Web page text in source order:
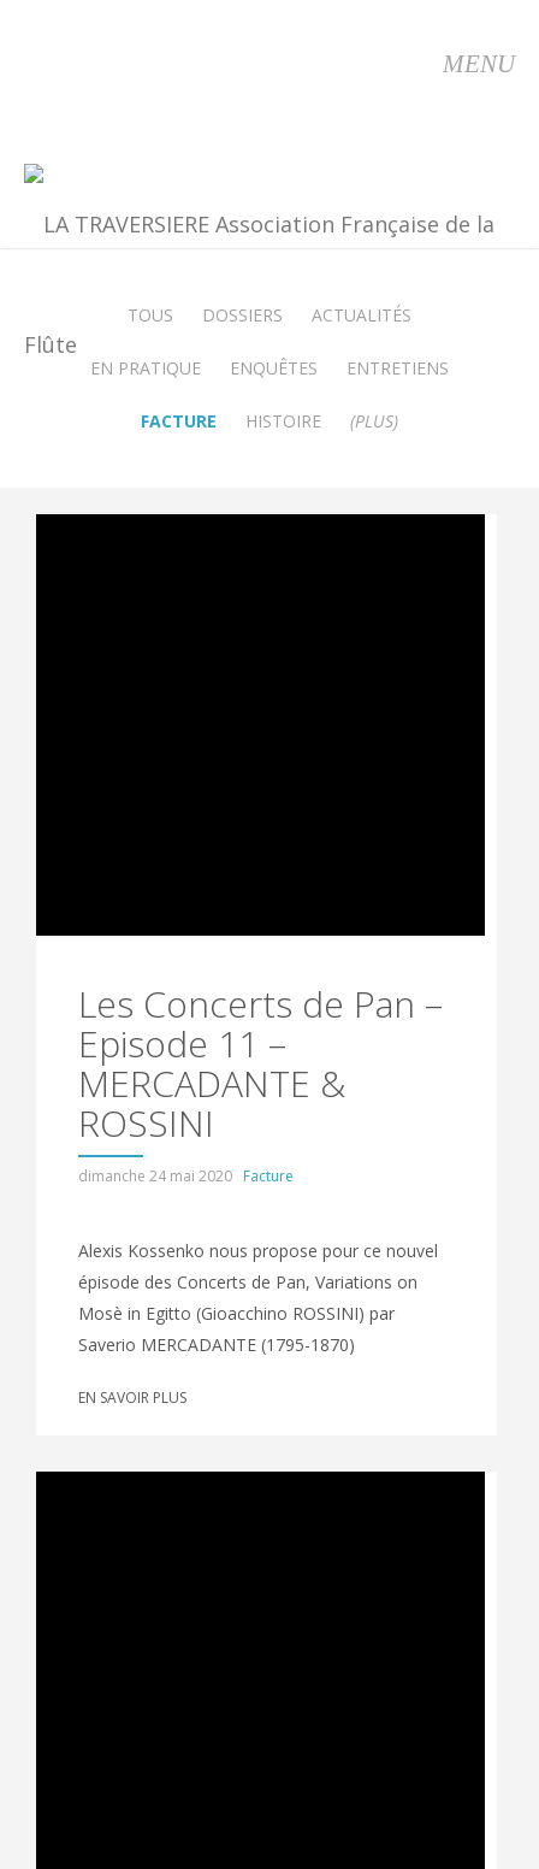
MENU
TOUS DOSSIERS ACTUALITÉS
EN PRATIQUE ENQUÊTES ENTRETIENS
FACTURE HISTOIRE (PLUS)
Les Concerts de Pan –
Episode 11 –
MERCADANTE &
ROSSINI
dimanche 24 mai 2020 Facture
Alexis Kossenko nous propose pour ce nouvel
épisode des Concerts de Pan, Variations on
Mosè in Egitto (Gioacchino ROSSINI) par
Saverio MERCADANTE (1795-1870)
EN SAVOIR PLUS